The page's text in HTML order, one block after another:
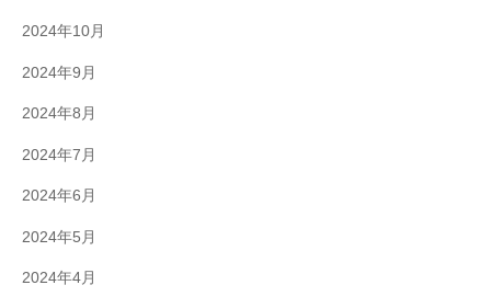
2024年10月
2024年9月
2024年8月
2024年7月
2024年6月
2024年5月
2024年4月